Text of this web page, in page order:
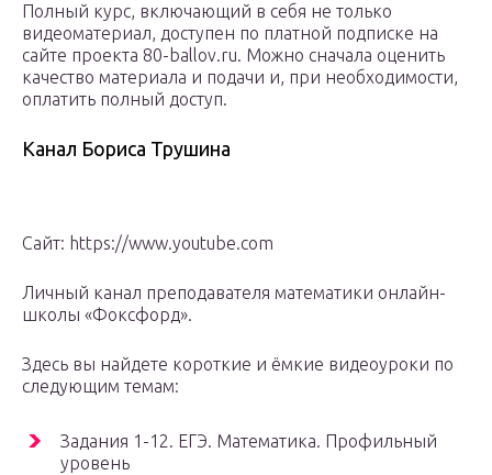
Полный курс, включающий в себя не только
видеоматериал, доступен по платной подписке на
сайте проекта 80-ballov.ru. Можно сначала оценить
качество материала и подачи и, при необходимости,
оплатить полный доступ.
Канал Бориса Трушина
Сайт: https://www.youtube.com
Личный канал преподавателя математики онлайн-
школы «Фоксфорд».
Здесь вы найдете короткие и ёмкие видеоуроки по
следующим темам:
Задания 1-12. ЕГЭ. Математика. Профильный
уровень